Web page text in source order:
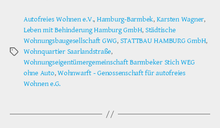
Schlagwörter
Autofreies Wohnen e.V., Hamburg-Barmbek, Karsten Wagner,
Leben mit Behinderung Hamburg GmbH, Städtische
Wohnungsbaugesellschaft GWG, STATTBAU HAMBURG GmbH,
Wohnquartier Saarlandstraße,
Wohnungseigentümergemeinschaft Barmbeker Stich WEG
ohne Auto,Wohnwarft - Genossenschaft für autofreies
Wohnen e.G.